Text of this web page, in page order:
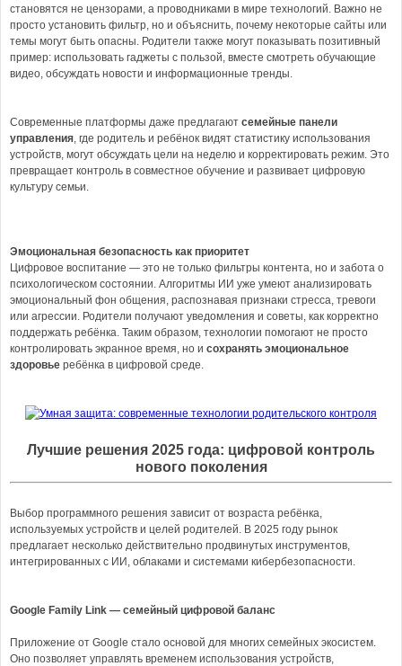
становятся не цензорами, а проводниками в мире технологий. Важно не
просто установить фильтр, но и объяснить, почему некоторые сайты или
темы могут быть опасны. Родители также могут показывать позитивный
пример: использовать гаджеты с пользой, вместе смотреть обучающие
видео, обсуждать новости и информационные тренды.
Современные платформы даже предлагают семейные панели
управления, где родитель и ребёнок видят статистику использования
устройств, могут обсуждать цели на неделю и корректировать режим. Это
превращает контроль в совместное обучение и развивает цифровую
культуру семьи.
Эмоциональная безопасность как приоритет
Цифровое воспитание — это не только фильтры контента, но и забота о
психологическом состоянии. Алгоритмы ИИ уже умеют анализировать
эмоциональный фон общения, распознавая признаки стресса, тревоги
или агрессии. Родители получают уведомления и советы, как корректно
поддержать ребёнка. Таким образом, технологии помогают не просто
контролировать экранное время, но и сохранять эмоциональное
здоровье ребёнка в цифровой среде.
Лучшие решения 2025 года: цифровой контроль
нового поколения
Выбор программного решения зависит от возраста ребёнка,
используемых устройств и целей родителей. В 2025 году рынок
предлагает несколько действительно продвинутых инструментов,
интегрированных с ИИ, облаками и системами кибербезопасности.
Google Family Link — семейный цифровой баланс
Приложение от Google стало основой для многих семейных экосистем.
Оно позволяет управлять временем использования устройств,